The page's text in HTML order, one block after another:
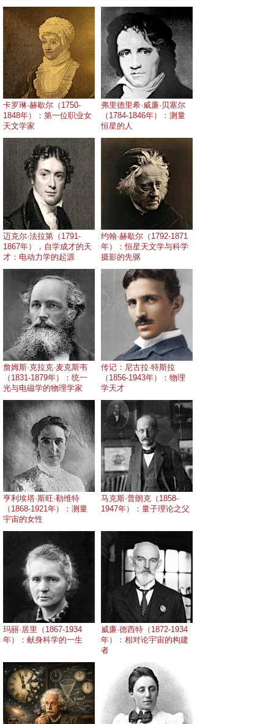
卡罗琳·赫歇尔（1750-
1848年）：第一位职业女
天文学家
弗里德里希·威廉·贝塞尔
（1784-1846年）：测量
恒星的人
迈克尔·法拉第（1791-
1867年），自学成才的天
才：电动力学的起源
约翰·赫歇尔（1792-1871
年）：恒星天文学与科学
摄影的先驱
詹姆斯·克拉克·麦克斯韦
（1831-1879年）：统一
光与电磁学的物理学家
传记：尼古拉·特斯拉
（1856-1943年）：物理
学天才
亨利埃塔·斯旺·勒维特
（1868-1921年）：测量
宇宙的女性
马克斯·普朗克（1858-
1947年）：量子理论之父
玛丽·居里（1867-1934
年）：献身科学的一生
威廉·德西特（1872-1934
年）：相对论宇宙的构建
者